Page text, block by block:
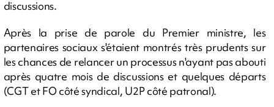
discussions.
Après la prise de parole du Premier ministre, les
partenaires sociaux s'étaient montrés très prudents sur
les chances de relancer un processus n'ayant pas abouti
après quatre mois de discussions et quelques départs
(CGT et FO côté syndical, U2P côté patronal).